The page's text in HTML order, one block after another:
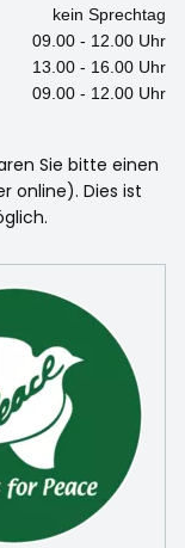
kein Sprechtag
09.00 - 12.00 Uhr
13.00 - 16.00 Uhr
09.00 - 12.00 Uhr
Sie bitte einen
online). Dies ist